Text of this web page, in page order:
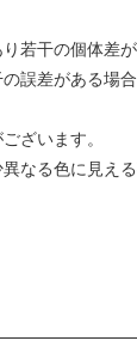
若干の個体差が
誤差がある場合
ざいます。
なる色に見え